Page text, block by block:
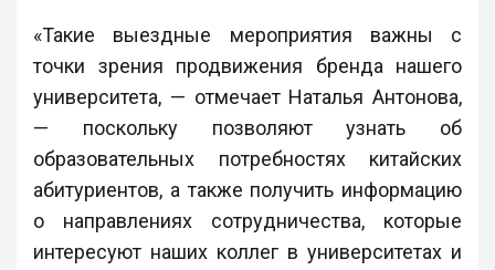
«Такие выездные мероприятия важны с
точки зрения продвижения бренда нашего
университета, — отмечает Наталья Антонова,
— поскольку позволяют узнать об
образовательных потребностях китайских
абитуриентов, а также получить информацию
о направлениях сотрудничества, которые
интересуют наших коллег в университетах и